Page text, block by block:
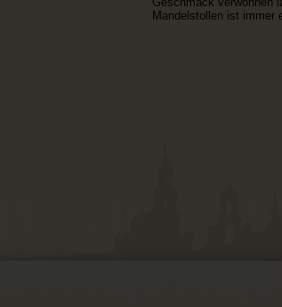
Mandelstollen ist immer